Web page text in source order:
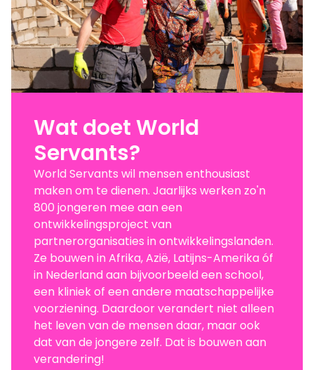
Wat doet World
Servants?
World Servants wil mensen enthousiast
maken om te dienen. Jaarlijks werken zo'n
800 jongeren mee aan een
ontwikkelingsproject van
partnerorganisaties in ontwikkelingslanden.
Ze bouwen in Afrika, Azië, Latijns-Amerika óf
in Nederland aan bijvoorbeeld een school,
een kliniek of een andere maatschappelijke
voorziening. Daardoor verandert niet alleen
het leven van de mensen daar, maar ook
dat van de jongere zelf. Dat is bouwen aan
verandering!